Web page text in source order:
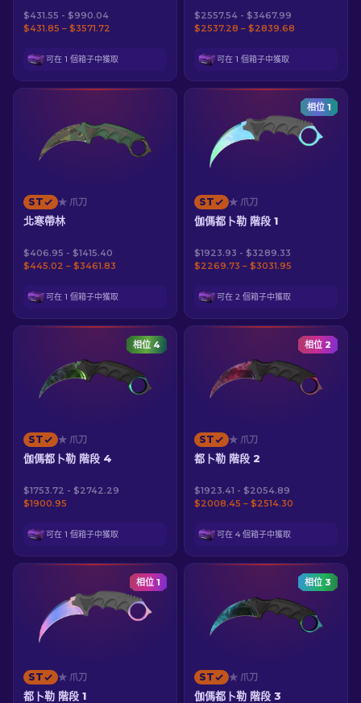
$431.55 - $990.04
$431.85 – $3571.72
可在 1 個箱子中獲取
$2557.54 - $3467.99
$2537.28 – $2839.68
可在 1 個箱子中獲取
ST ★ 爪刀
北寒帶林
$406.95 - $1415.40
$445.02 – $3461.83
可在 1 個箱子中獲取
相位 1
ST ★ 爪刀
伽傌都卜勒 階段 1
$1923.93 - $3289.33
$2269.73 – $3031.95
可在 2 個箱子中獲取
相位 4
ST ★ 爪刀
伽傌都卜勒 階段 4
$1753.72 - $2742.29
$1900.95
可在 1 個箱子中獲取
相位 2
ST ★ 爪刀
都卜勒 階段 2
$1923.41 - $2054.89
$2008.45 – $2514.30
可在 4 個箱子中獲取
相位 1
ST ★ 爪刀
都卜勒 階段 1
相位 3
ST ★ 爪刀
伽傌都卜勒 階段 3